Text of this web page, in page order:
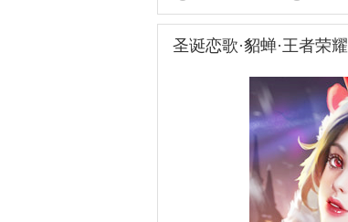
圣诞恋歌·貂蝉·王者荣耀